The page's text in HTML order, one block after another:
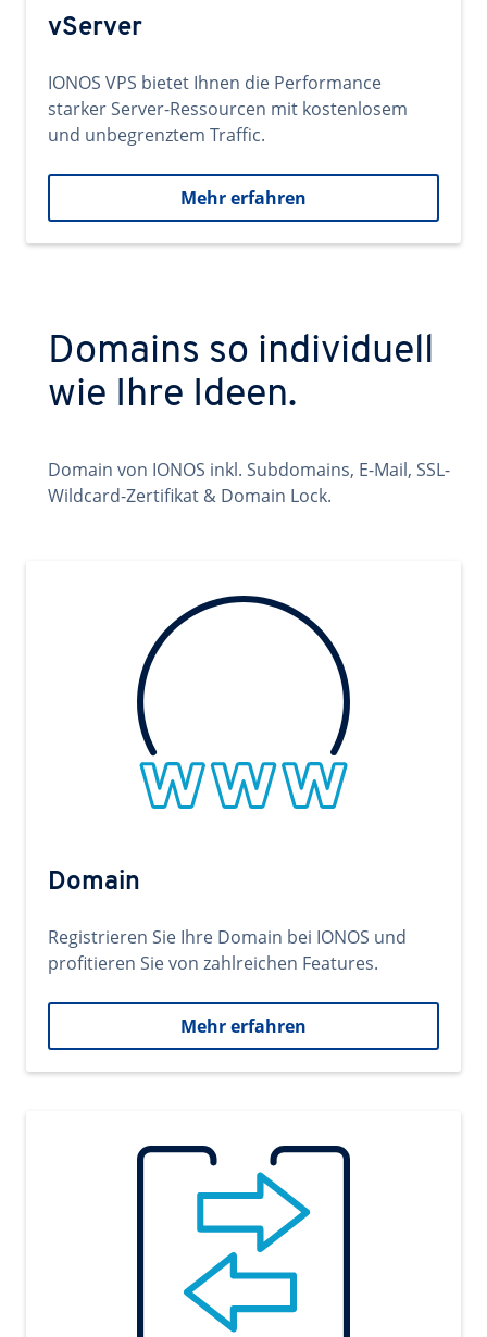
vServer
IONOS VPS bietet Ihnen die Performance
starker Server-Ressourcen mit kostenlosem
und unbegrenztem Traffic.
Mehr erfahren
Domains so individuell
wie Ihre Ideen.
Domain von IONOS inkl. Subdomains, E-Mail, SSL-
Wildcard-Zertifikat & Domain Lock.
Domain
Registrieren Sie Ihre Domain bei IONOS und
profitieren Sie von zahlreichen Features.
Mehr erfahren